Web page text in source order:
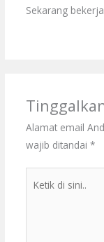
Sekarang
Alamat email
wajib ditandai *